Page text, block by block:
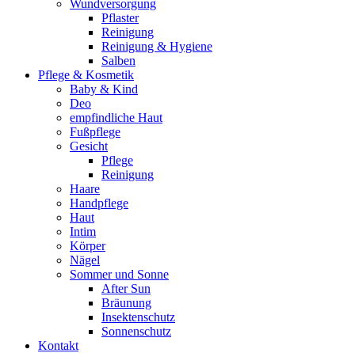
Wundversorgung
Pflaster
Reinigung
Reinigung & Hygiene
Salben
Pflege & Kosmetik
Baby & Kind
Deo
empfindliche Haut
Fußpflege
Gesicht
Pflege
Reinigung
Haare
Handpflege
Haut
Intim
Körper
Nägel
Sommer und Sonne
After Sun
Bräunung
Insektenschutz
Sonnenschutz
Kontakt